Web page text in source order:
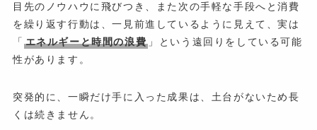
目先のノウハウに飛びつき、また次の手軽な手段へと消費
を繰り返す行動は、一見前進しているように見えて、実は
「 エネルギーと時間の浪費 」という遠回りをしている可能
性があります。
突発的に、一瞬だけ手に入った成果は、土台がないため長
くは続きません。